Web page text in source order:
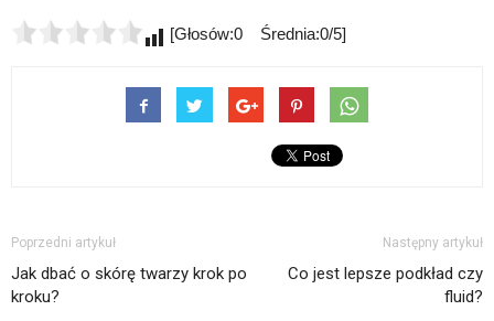
[Głosów:0 Średnia:0/5]
Poprzedni artykuł
Jak dbać o skórę twarzy krok po
kroku?
Następny artykuł
Co jest lepsze podkład czy
fluid?